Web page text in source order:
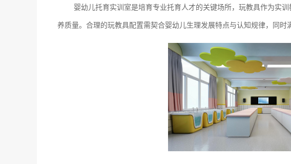
婴幼儿托育实训室是培育专业托育人才的关键场所，玩教具作为实
养质量。合理的玩教具配置需契合婴幼儿生理发展特点与认知规律，同时